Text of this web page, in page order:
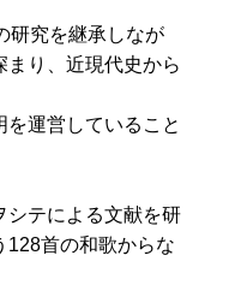
研究を継承しなが
まり、近現代史から
を運営していること
シテによる文献を研
128首の和歌からな